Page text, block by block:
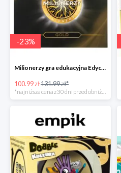
-23%
Milionerzy gra edukacyjna Edycja Gold w super cenie w Empiku Premium
100.99 zł131.99 zł*
*najniższa cena z 30 dni przed obniżką